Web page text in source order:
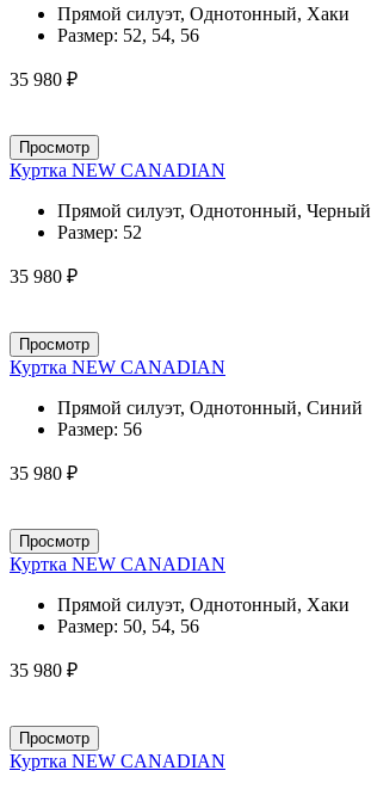
Прямой силуэт, Однотонный, Хаки
Размер: 52, 54, 56
35 980 ₽
Просмотр
Куртка NEW CANADIAN
Прямой силуэт, Однотонный, Черный
Размер: 52
35 980 ₽
Просмотр
Куртка NEW CANADIAN
Прямой силуэт, Однотонный, Синий
Размер: 56
35 980 ₽
Просмотр
Куртка NEW CANADIAN
Прямой силуэт, Однотонный, Хаки
Размер: 50, 54, 56
35 980 ₽
Просмотр
Куртка NEW CANADIAN